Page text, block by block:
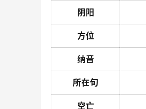
阴阳
方位
纳音
所在旬
空亡